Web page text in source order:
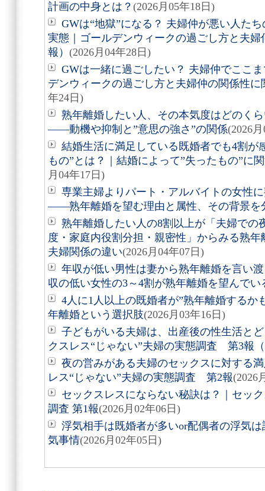
計画の中身とは？ (2026月05年18日)
GWは“地獄”になる？ 夫婦仲が悪い人た
実態｜ゴールデンウィークの過ごし方と夫
報） (2026月04年28日)
GWは一緒に過ごしたい？ 夫婦仲でここ
デンウィークの過ごし方と夫婦仲の関係性に
年24日)
熟年離婚したい人、その本気度はどのく
――動機や抑制と”意思の強さ”の関係(2026
結婚生活に満足している既婚者でも4割が
もの”とは？｜結婚によって”失ったもの”に
月04年17日)
専業主婦よりパート・アルバイトの女性
――熟年離婚を望む理由と属性、その背景を
熟年離婚したい人の8割以上が「夫婦で
度・家庭内役割分担・親密性」からみる熟
夫婦関係の違い(2026月04年07日)
年収が低い男性は妻から熟年離婚を言い
収の低い女性の3～4割が熟年離婚を望んでい
4人に1人以上の既婚者が”熟年離婚するか
年離婚という選択肢(2026月03年16日)
子どもがいる夫婦は、出産後の性生活と
クスレス“じゃない”夫婦の実態調査 第3報
夜の営みがある夫婦のセックスに対する
レス“じゃない”夫婦の実態調査 第2報(2026
セックスレスにならない秘訣は？｜セッ
調査 第1報(2026月02年06日)
浮気相手は既婚者が多いor配偶者の浮気
気事情(2026月02年05日)